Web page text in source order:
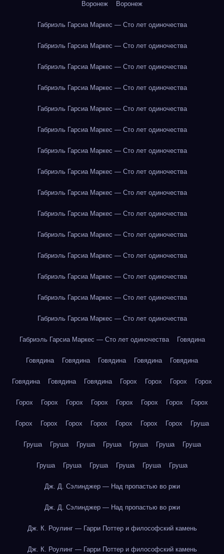
Воронеж Воронеж
Габриэль Гарсиа Маркес — Сто лет одиночества
Габриэль Гарсиа Маркес — Сто лет одиночества
Габриэль Гарсиа Маркес — Сто лет одиночества
Габриэль Гарсиа Маркес — Сто лет одиночества
Габриэль Гарсиа Маркес — Сто лет одиночества
Габриэль Гарсиа Маркес — Сто лет одиночества
Габриэль Гарсиа Маркес — Сто лет одиночества
Габриэль Гарсиа Маркес — Сто лет одиночества
Габриэль Гарсиа Маркес — Сто лет одиночества
Габриэль Гарсиа Маркес — Сто лет одиночества
Габриэль Гарсиа Маркес — Сто лет одиночества
Габриэль Гарсиа Маркес — Сто лет одиночества
Габриэль Гарсиа Маркес — Сто лет одиночества
Габриэль Гарсиа Маркес — Сто лет одиночества
Габриэль Гарсиа Маркес — Сто лет одиночества
Габриэль Гарсиа Маркес — Сто лет одиночества Говядина
Говядина Говядина Говядина Говядина Говядина
Говядина Говядина Говядина Горох Горох Горох Горох
Горох Горох Горох Горох Горох Горох Горох Горох
Горох Горох Горох Горох Горох Горох Горох Груша
Груша Груша Груша Груша Груша Груша Груша
Груша Груша Груша Груша Груша Груша
Дж. Д. Сэлинджер — Над пропастью во ржи
Дж. Д. Сэлинджер — Над пропастью во ржи
Дж. К. Роулинг — Гарри Поттер и философский камень
Дж. К. Роулинг — Гарри Поттер и философский камень